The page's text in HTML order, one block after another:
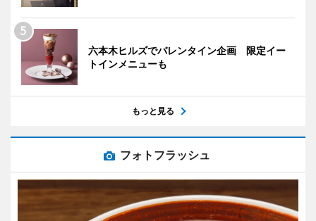
六本木ヒルズでバレンタイン企画 限定イー
トインメニューも
もっと見る
フォトフラッシュ